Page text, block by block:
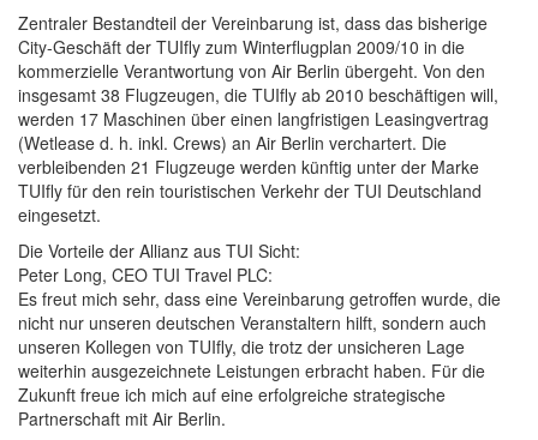
Zentraler Bestandteil der Vereinbarung ist, dass das bisherige
City-Geschäft der TUIfly zum Winterflugplan 2009/10 in die
kommerzielle Verantwortung von Air Berlin übergeht. Von den
insgesamt 38 Flugzeugen, die TUIfly ab 2010 beschäftigen will,
werden 17 Maschinen über einen langfristigen Leasingvertrag
(Wetlease d. h. inkl. Crews) an Air Berlin verchartert. Die
verbleibenden 21 Flugzeuge werden künftig unter der Marke
TUIfly für den rein touristischen Verkehr der TUI Deutschland
eingesetzt.
Die Vorteile der Allianz aus TUI Sicht:
Peter Long, CEO TUI Travel PLC:
Es freut mich sehr, dass eine Vereinbarung getroffen wurde, die
nicht nur unseren deutschen Veranstaltern hilft, sondern auch
unseren Kollegen von TUIfly, die trotz der unsicheren Lage
weiterhin ausgezeichnete Leistungen erbracht haben. Für die
Zukunft freue ich mich auf eine erfolgreiche strategische
Partnerschaft mit Air Berlin.